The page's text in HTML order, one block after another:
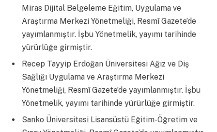
Miras Dijital Belgeleme Eğitim, Uygulama ve
Araştırma Merkezi Yönetmeliği, Resmî Gazete’de
yayımlanmıştır. İşbu Yönetmelik, yayımı tarihinde
yürürlüğe girmiştir.
Recep Tayyip Erdoğan Üniversitesi Ağız ve Diş
Sağlığı Uygulama ve Araştırma Merkezi
Yönetmeliği, Resmî Gazete’de yayımlanmıştır. İşbu
Yönetmelik, yayımı tarihinde yürürlüğe girmiştir.
Sanko Üniversitesi Lisansüstü Eğitim-Öğretim ve